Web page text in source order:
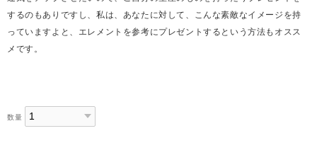
するのもありですし、私は、あなたに対して、こんな素敵なイメージを持
っていますよと、エレメントを参考にプレゼントするという方法もオスス
メです。
数量